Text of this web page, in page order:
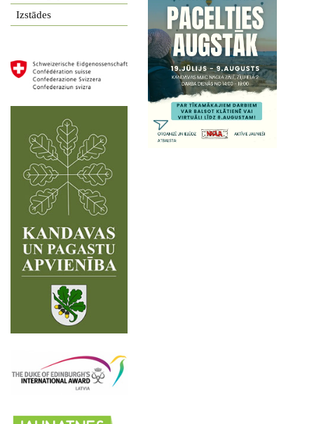
Izstādes